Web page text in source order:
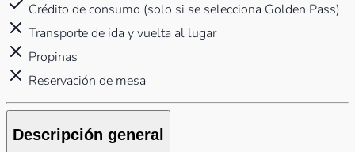
Crédito de consumo (solo si se selecciona Golden Pass)
Transporte de ida y vuelta al lugar
Propinas
Reservación de mesa
Descripción general